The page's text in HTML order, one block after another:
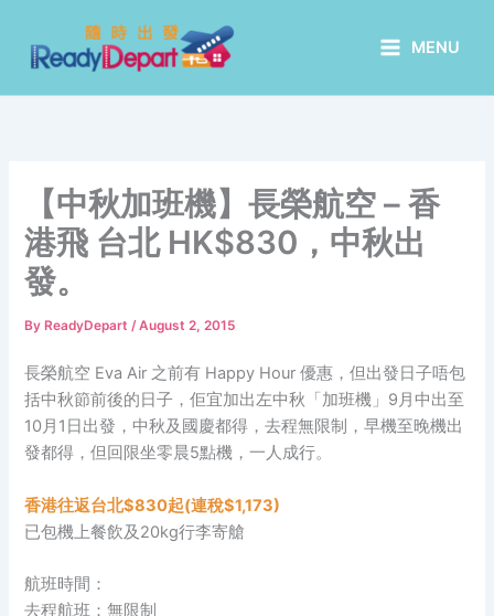
content
MENU
【中秋加班機】長榮航空 – 香
港飛 台北 HK$830，中秋出
發。
By ReadyDepart/August 2, 2015
長榮航空 Eva Air 之前有 Happy Hour 優惠，但出發日子唔包
括中秋節前後的日子，佢宜加出左中秋「加班機」9月中出至
10月1日出發，中秋及國慶都得，去程無限制，早機至晚機出
發都得，但回限坐零晨5點機，一人成行。
香港往返台北$830起(連稅$1,173)
已包機上餐飲及20kg行李寄艙
航班時間：
去程航班：無限制